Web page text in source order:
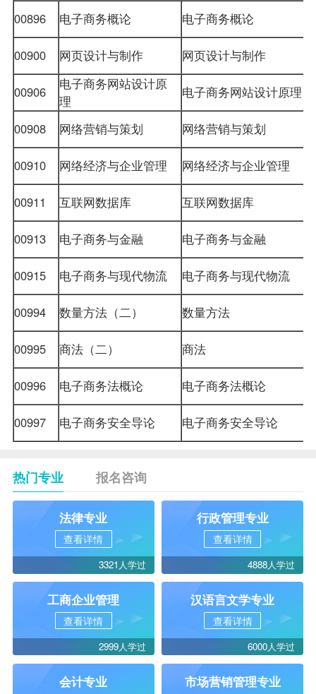
00896
电子商务概论 电子商务概论
00900 网页设计与制作 网页设计与制作
00906
电子商务网站设计原
理
电子商务网站设计原理
00908 网络营销与策划 网络营销与策划
00910 网络经济与企业管理 网络经济与企业管理
00911 互联网数据库 互联网数据库
00913 电子商务与金融 电子商务与金融
00915 电子商务与现代物流 电子商务与现代物流
00994 数量方法（二） 数量方法
00995 商法（二） 商法
00996 电子商务法概论 电子商务法概论
00997 电子商务安全导论 电子商务安全导论
热门专业 报名咨询
法律专业
查看详情
3321人学过
行政管理专业
查看详情
4888人学过
工商企业管理
查看详情
2999人学过
汉语言文学专业
查看详情
6000人学过
会计专业 市场营销管理专业